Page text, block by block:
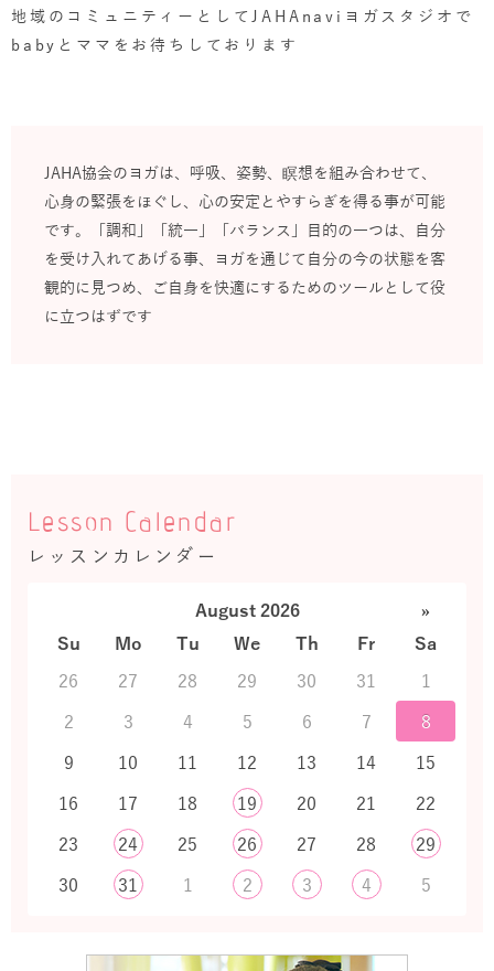
地域のコミュニティーとしてJAHAnaviヨガスタジオで
babyとママをお待ちしております
JAHA協会のヨガは、呼吸、姿勢、瞑想を組み合わせて、
心身の緊張をほぐし、心の安定とやすらぎを得る事が可能
です。「調和」「統一」「バランス」目的の一つは、自分
を受け入れてあげる事、ヨガを通じて自分の今の状態を客
観的に見つめ、ご自身を快適にするためのツールとして役
に立つはずです
Lesson Calendar
レッスンカレンダー
August 2026
»
Su
Mo Tu We Th Fr
Sa
26
27 28 29 30 31
1
2
3 4 5 6 7
8
9
10 11 12 13 14
15
16
17 18 19 20 21
22
23
24 25 26 27 28
29
30
31 1 2 3 4 5